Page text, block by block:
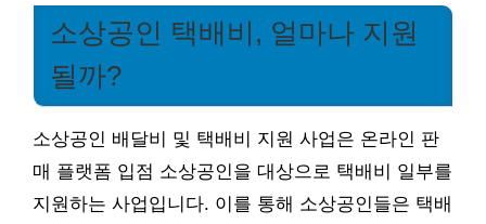
소상공인 택배비, 얼마나 지원
될까?
소상공인 배달비 및 택배비 지원 사업은 온라인 판
매 플랫폼 입점 소상공인을 대상으로 택배비 일부를
지원하는 사업입니다. 이를 통해 소상공인들은 택배